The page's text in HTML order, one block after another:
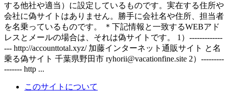
する他社や適当）に設定しているものです。実在する住所や
会社に偽サイトはありません。勝手に会社名や住所、担当者
を名乗っているものです。 ＊下記情報と一致するWEBアド
レスとメールの場合は、それは偽サイトです。 1）-------------
--- http://accounttotal.xyz/ 加藤インターネット通販サイト と名
乗る偽サイト 千葉県野田市 ryhorii@vacationfine.site 2）---------
------- http ...
このサイトについて